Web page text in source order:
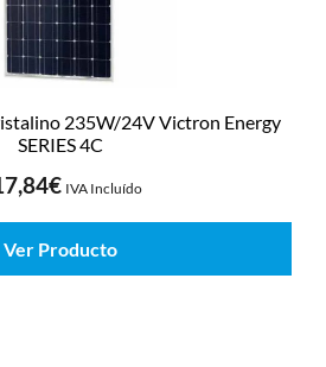
235W/24V Victron Energy
SERIES 4C
€ IVA Incluído
Ver Producto